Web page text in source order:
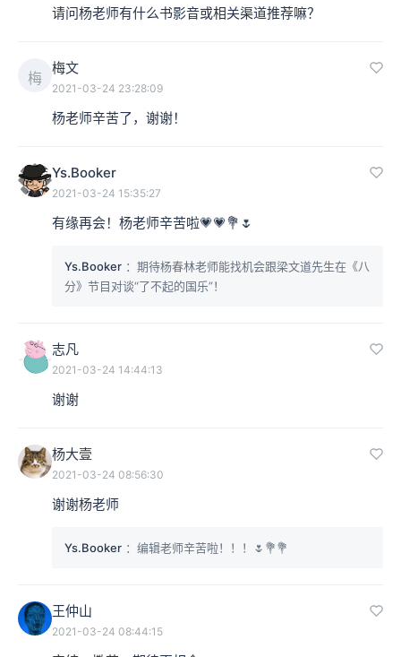
请问杨老师有什么书影音或相关渠道推荐嘛？
梅
梅文
2021-03-24 23:28:09
杨老师辛苦了，谢谢！
Ys.Booker
2021-03-24 15:35:27
有缘再会！杨老师辛苦啦💗💗💐🌷
Ys.Booker ：期待杨春林老师能找机会跟梁文道先生在《八
分》节目对谈“了不起的国乐”！
志凡
2021-03-24 14:44:13
谢谢
杨大壹
2021-03-24 08:56:30
谢谢杨老师
Ys.Booker ：编辑老师辛苦啦！！！🌷💐💐
王仲山
2021-03-24 08:44:15